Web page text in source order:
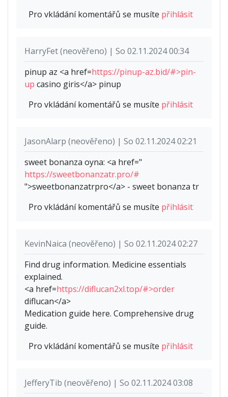
Pro vkládání komentářů se musíte přihlásit
HarryFet (neověřeno) | So 02.11.2024 00:34
pinup az <a href=https://pinup-az.bid/#>pin-
up casino giris</a> pinup
Pro vkládání komentářů se musíte přihlásit
JasonAlarp (neověřeno) | So 02.11.2024 02:21
sweet bonanza oyna: <a href="
https://sweetbonanzatr.pro/#
">sweetbonanzatrpro</a> - sweet bonanza tr
Pro vkládání komentářů se musíte přihlásit
KevinNaica (neověřeno) | So 02.11.2024 02:27
Find drug information. Medicine essentials
explained.
<a href=https://diflucan2xl.top/#>order
diflucan</a>
Medication guide here. Comprehensive drug
guide.
Pro vkládání komentářů se musíte přihlásit
JefferyTib (neověřeno) | So 02.11.2024 03:08